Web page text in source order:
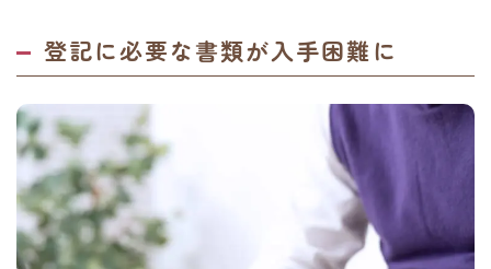
登記に必要な書類が入手困難に